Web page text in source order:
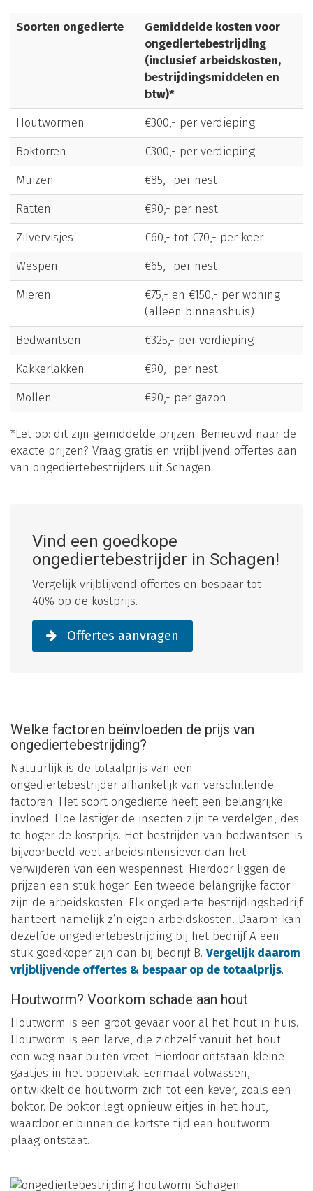
Soorten ongedierte
Gemiddelde kosten voor
ongediertebestrijding
(inclusief arbeidskosten,
bestrijdingsmiddelen en
btw)*
Houtwormen
€300,- per verdieping
Boktorren
€300,- per verdieping
Muizen
€85,- per nest
Ratten
€90,- per nest
Zilvervisjes
€60,- tot €70,- per keer
Wespen
€65,- per nest
Mieren
€75,- en €150,- per woning
(alleen binnenshuis)
Bedwantsen
€325,- per verdieping
Kakkerlakken
€90,- per nest
Mollen
€90,- per gazon
*Let op: dit zijn gemiddelde prijzen. Benieuwd naar de
exacte prijzen? Vraag gratis en vrijblijvend offertes aan
van ongediertebestrijders uit Schagen.
Vind een goedkope
ongediertebestrijder in Schagen!
Vergelijk vrijblijvend offertes en bespaar tot
40% op de kostprijs.
Offertes aanvragen
Welke factoren beïnvloeden de prijs van
ongediertebestrijding?
Natuurlijk is de totaalprijs van een
ongediertebestrijder afhankelijk van verschillende
factoren. Het soort ongedierte heeft een belangrijke
invloed. Hoe lastiger de insecten zijn te verdelgen, des
te hoger de kostprijs. Het bestrijden van bedwantsen is
bijvoorbeeld veel arbeidsintensiever dan het
verwijderen van een wespennest. Hierdoor liggen de
prijzen een stuk hoger. Een tweede belangrijke factor
zijn de arbeidskosten. Elk ongedierte bestrijdingsbedrijf
hanteert namelijk z’n eigen arbeidskosten. Daarom kan
dezelfde ongediertebestrijding bij het bedrijf A een
stuk goedkoper zijn dan bij bedrijf B. Vergelijk daarom
vrijblijvende offertes & bespaar op de totaalprijs.
Houtworm? Voorkom schade aan hout
Houtworm is een groot gevaar voor al het hout in huis.
Houtworm is een larve, die zichzelf vanuit het hout
een weg naar buiten vreet. Hierdoor ontstaan kleine
gaatjes in het oppervlak. Eenmaal volwassen,
ontwikkelt de houtworm zich tot een kever, zoals een
boktor. De boktor legt opnieuw eitjes in het hout,
waardoor er binnen de kortste tijd een houtworm
plaag ontstaat.